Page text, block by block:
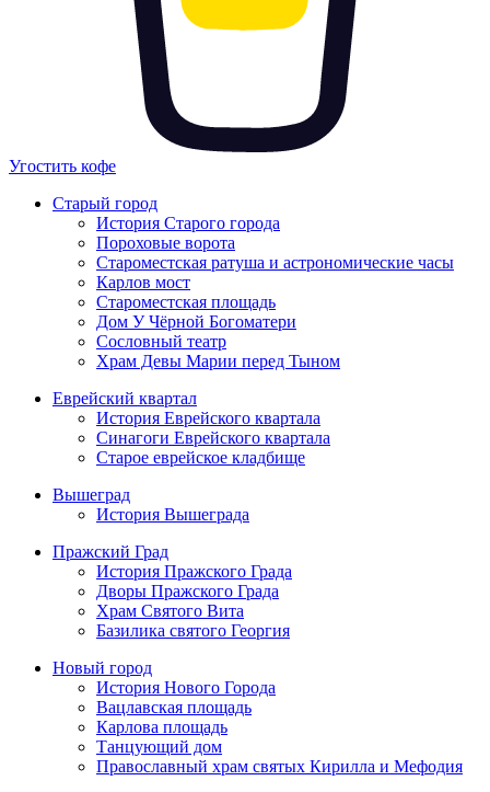
Угостить кофе
Старый город
История Старого города
Пороховые ворота
Староместская ратуша и астрономические часы
Карлов мост
Староместская площадь
Дом У Чёрной Богоматери
Сословный театр
Храм Девы Марии перед Тыном
Еврейский квартал
История Еврейского квартала
Синагоги Еврейского квартала
Старое еврейское кладбище
Вышеград
История Вышеграда
Пражский Град
История Пражского Града
Дворы Пражского Града
Храм Святого Вита
Базилика святого Георгия
Новый город
История Нового Города
Вацлавская площадь
Карлова площадь
Танцующий дом
Православный храм святых Кирилла и Мефодия